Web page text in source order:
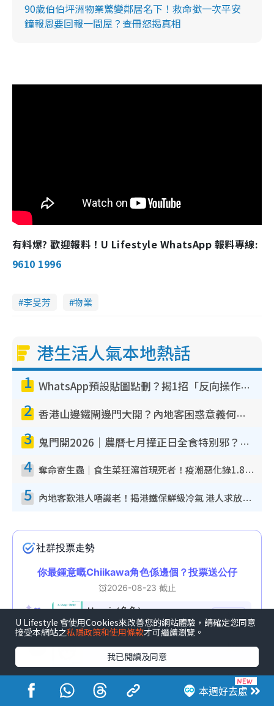
90歲伯伯坪洲物業驚變鄰居名下！救命撳一次平安
鐘報恩要回報一間屋？查冊怒揭真相
有料爆? 歡迎報料！U Lifestyle WhatsApp 報料專線:
9610 1996
李旻芳 物業
港生活人氣本地熱話
1 WhatsApp預設貼圖點刪？揭1招「反向操作」還原簡潔介面 附3步實測教學
2 香港山邊鐵閘邊門大開？內地客困惑意義何在！網民神回覆：呢種叫法理性防禦
3 鬼門開2026｜農曆七月撞正日全食特別邪？專家警告切忌做一事！揭4大禁忌+2招保平安
4 奪命寄生蟲｜食生菜狂瀉首現死者！疫潮惡化錄1.8萬宗病例 揭洗菜3大謬誤
5 內地客歎港人唔識老！揭港鐵保鮮級冷氣 港人求放過：咪投訴
本週好去處
U Lifestyle 會使用Cookies來改善您的網站體驗，請確定您同意
接受本網站之私隱政策和使用條款才可繼續瀏覽。
我已閱讀及同意